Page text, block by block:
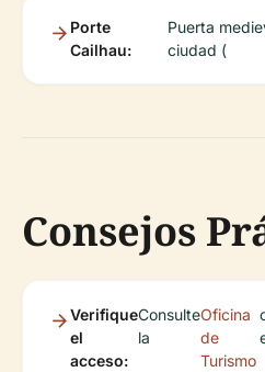
Porte
Cailhau:
Puerta
ciudad (
Consejos
Verifique
el
acceso:
Consulte
la
Oficina
de
Turismo